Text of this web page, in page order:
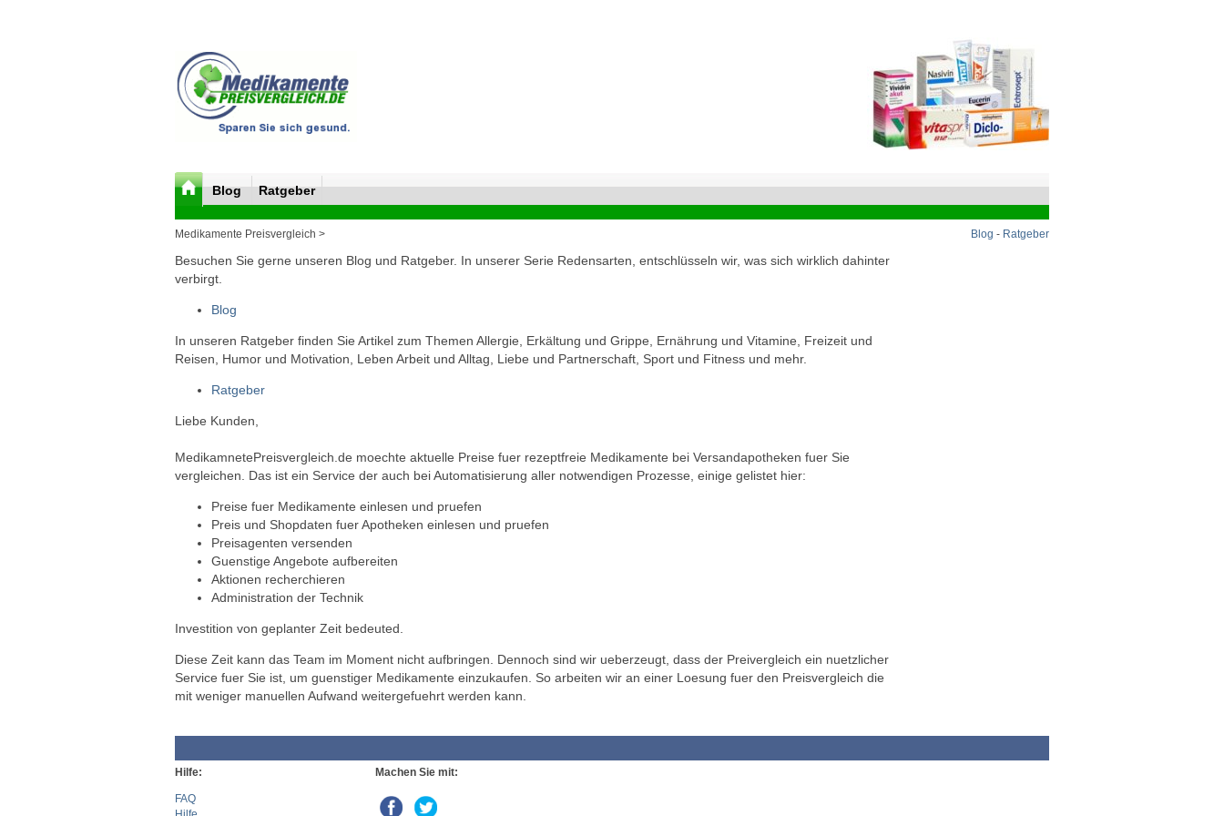
Blog Ratgeber
Medikamente Preisvergleich > Blog - Ratgeber
Besuchen Sie gerne unseren Blog und Ratgeber. In unserer Serie Redensarten, entschlüsseln wir, was sich wirklich dahinter
verbirgt.
Blog
In unseren Ratgeber finden Sie Artikel zum Themen Allergie, Erkältung und Grippe, Ernährung und Vitamine, Freizeit und
Reisen, Humor und Motivation, Leben Arbeit und Alltag, Liebe und Partnerschaft, Sport und Fitness und mehr.
Ratgeber
Liebe Kunden,
MedikamnetePreisvergleich.de moechte aktuelle Preise fuer rezeptfreie Medikamente bei Versandapotheken fuer Sie
vergleichen. Das ist ein Service der auch bei Automatisierung aller notwendigen Prozesse, einige gelistet hier:
Preise fuer Medikamente einlesen und pruefen
Preis und Shopdaten fuer Apotheken einlesen und pruefen
Preisagenten versenden
Guenstige Angebote aufbereiten
Aktionen recherchieren
Administration der Technik
Investition von geplanter Zeit bedeuted.
Diese Zeit kann das Team im Moment nicht aufbringen. Dennoch sind wir ueberzeugt, dass der Preivergleich ein nuetzlicher
Service fuer Sie ist, um guenstiger Medikamente einzukaufen. So arbeiten wir an einer Loesung fuer den Preisvergleich die
mit weniger manuellen Aufwand weitergefuehrt werden kann.
Hilfe:
FAQ
Machen Sie mit: